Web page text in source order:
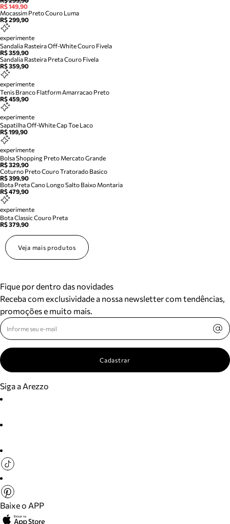
R$ 149,90
Mocassim Preto Couro Luma
R$ 299,90
experimente
Sandalia Rasteira Off-White Couro Fivela
R$ 359,90
Sandalia Rasteira Preta Couro Fivela
R$ 359,90
experimente
Tenis Branco Flatform Amarracao Preto
R$ 459,90
experimente
Sapatilha Off-White Cap Toe Laco
R$ 199,90
experimente
Bolsa Shopping Preto Mercato Grande
R$ 329,90
Coturno Preto Couro Tratorado Basico
R$ 399,90
Bota Preta Cano Longo Salto Baixo Montaria
R$ 479,90
experimente
Bota Classic Couro Preta
R$ 379,90
Veja mais produtos
Fique por dentro das novidades
Receba com exclusividade a nossa newsletter com tendências,
promoções e muito mais.
Cadastrar
Siga a Arezzo
Baixe o APP